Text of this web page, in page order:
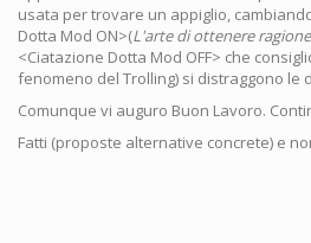
usata per trovare un appiglio,
Dotta Mod ON>(L'arte di ottenere
<Ciatazione Dotta Mod OFF> che
fenomeno del Trolling) si distraggono le
Comunque vi auguro Buon Lavoro.
Fatti (proposte alternative concrete) e